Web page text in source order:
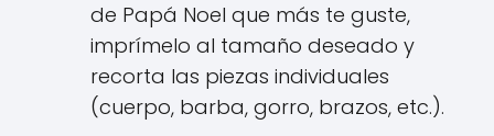
de Papá Noel que más te guste,
imprímelo al tamaño deseado y
recorta las piezas individuales
(cuerpo, barba, gorro, brazos, etc.).